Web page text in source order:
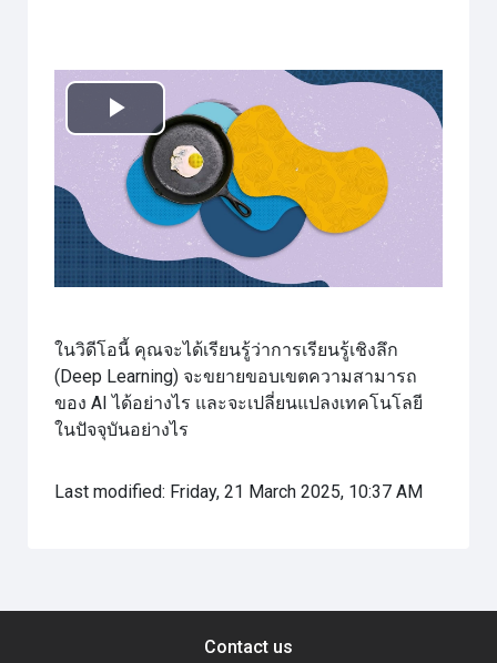
Play
Video
ในวิดีโอนี้ คุณจะได้เรียนรู้ว่าการเรียนรู้เชิงลึก
(Deep Learning) จะขยายขอบเขตความสามารถ
ของ AI ได้อย่างไร และจะเปลี่ยนแปลงเทคโนโลยี
ในปัจจุบันอย่างไร
Last modified: Friday, 21 March 2025, 10:37 AM
Contact us